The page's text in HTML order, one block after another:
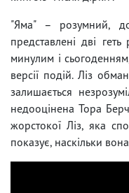
"Яма" – розумний,
представлені дві
минулим і
версії подій. Ліз
залишається
недооцінена Тора
жорстокої Ліз, яка
показує, наскільки